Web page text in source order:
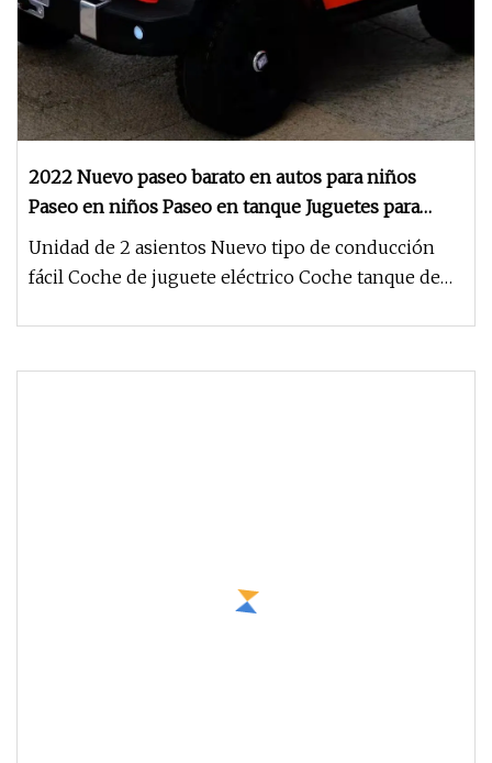
2022 Nuevo paseo barato en autos para niños
Paseo en niños Paseo en tanque Juguetes para
bebés
Unidad de 2 asientos Nuevo tipo de conducción
fácil Coche de juguete eléctrico Coche tanque de